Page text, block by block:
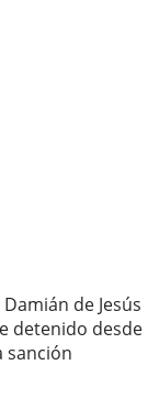
de Jesús
detenido desde
sanción